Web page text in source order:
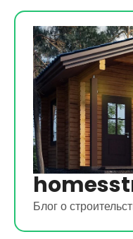
Перейти
содержимому
Блог о